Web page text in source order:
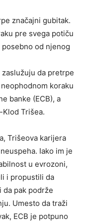
značajni gubitak.
pre svega potiču
posebno od njenog
da pretrpe
koraku
banke (ECB), a
Trišea.
Trišeova karijera
Iako im je
u evrozoni,
i propustili da
pak podrže
Umesto da traži
ECB je potpuno